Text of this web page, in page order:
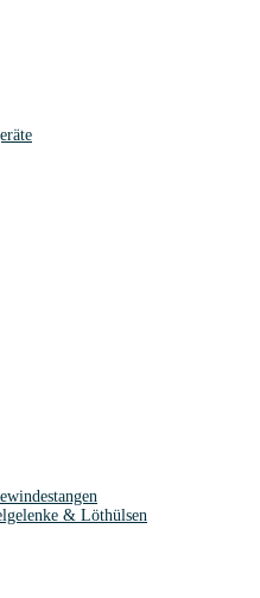
& Löthülsen